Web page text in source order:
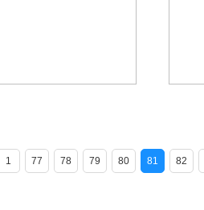
1 77 78 79 80 81 82